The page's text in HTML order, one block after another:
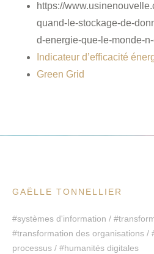
https://
quand-le-stockage-de-
d-energie-que-le-monde-
Indicateur d’efficacité
Green Grid
GAËLLE TONNELLIER
#systèmes d'information /
#transformation des organisations /
processus / #humanités digitales